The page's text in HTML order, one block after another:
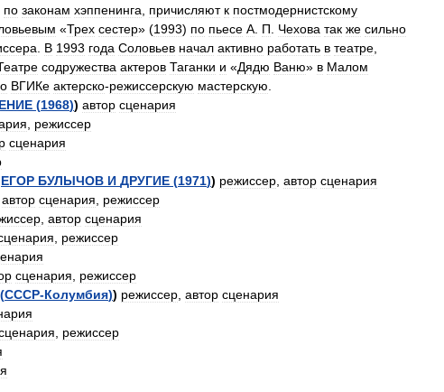
по законам хэппенинга причисляют к постмодернистскому
«Трех сестер» (1993) по пьесе А П Чехова так же сильно
В 1993 года Соловьев начал активно работать в театре
содружества актеров Таганки и «Дядю Ваню» в Малом
ВГИКе актерско-режиссерскую мастерскую
(1968)) автор сценария
режиссер
сценария
ЕГОР БУЛЫЧОВ И ДРУГИЕ (1971)) режиссер автор сценария
автор сценария
режиссер
автор сценария
режиссер
сценария
режиссер
(СССР-Колумбия)) режиссер автор сценария
режиссер